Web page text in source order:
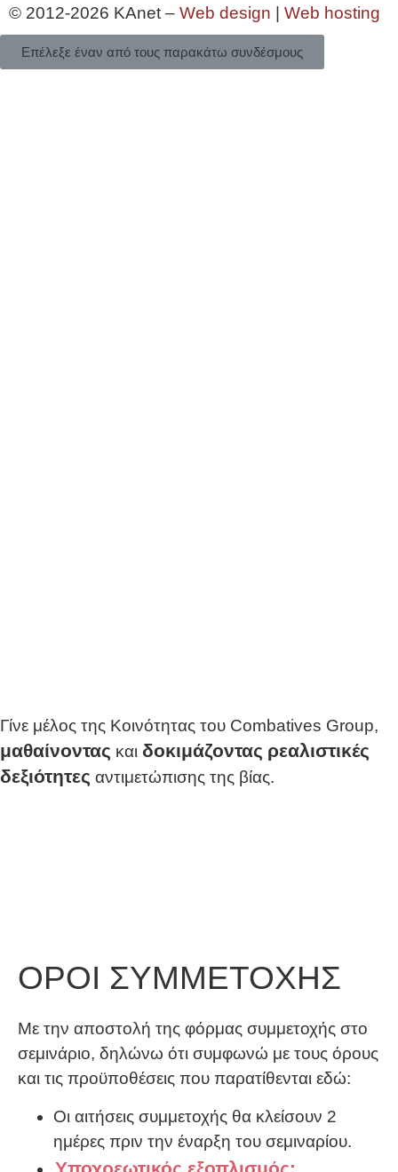
© 2012-2026 KAnet – Web design | Web hosting
Επέλεξε έναν από τους παρακάτω συνδέσμους
Γίνε μέλος της Κοινότητας του Combatives Group,
μαθαίνοντας και δοκιμάζοντας ρεαλιστικές
δεξιότητες αντιμετώπισης της βίας.
ΟΡΟΙ ΣΥΜΜΕΤΟΧΗΣ
Με την αποστολή της φόρμας συμμετοχής στο
σεμινάριο, δηλώνω ότι συμφωνώ με τους όρους
και τις προϋποθέσεις που παρατίθενται εδώ:
Οι αιτήσεις συμμετοχής θα κλείσουν 2
ημέρες πριν την έναρξη του σεμιναρίου.
Υποχρεωτικός εξοπλισμός: